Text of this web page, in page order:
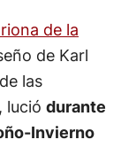
de la
de Karl
las
lució durante
Invierno